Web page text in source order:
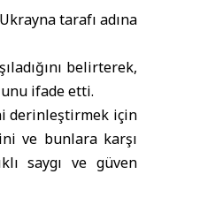
tarafı adına
belirterek,
ifade etti.
derinleştirmek için
ve bunlara karşı
saygı ve güven